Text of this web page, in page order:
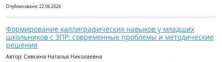
Опубликовано: 22.06.2026
Формирование каллиграфических навыков у младших
школьников с ЗПР: современные проблемы и методические
решения
Автор: Савкина Наталья Николаевна